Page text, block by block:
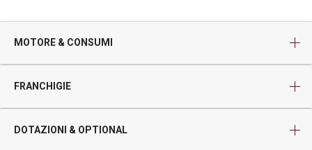
MOTORE & CONSUMI
FRANCHIGIE
DOTAZIONI & OPTIONAL